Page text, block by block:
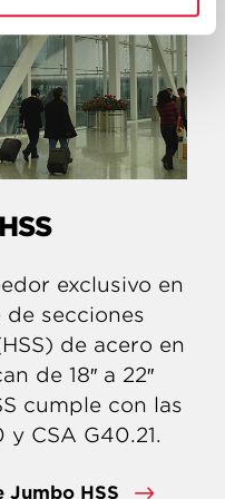
exclusivo en
secciones
de acero en
de 18″ a 22″
cumple con las
CSA G40.21.
Jumbo HSS